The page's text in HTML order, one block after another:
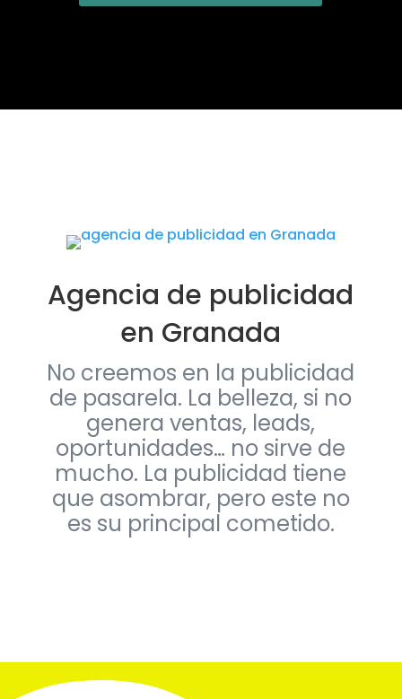
Agencia de publicidad
en Granada
No creemos en la publicidad
de pasarela. La belleza, si no
genera ventas, leads,
oportunidades… no sirve de
mucho. La publicidad tiene
que asombrar, pero este no
es su principal cometido.